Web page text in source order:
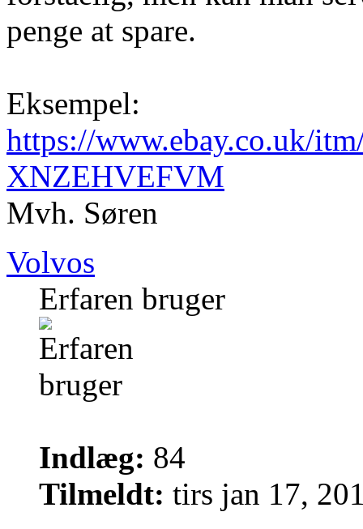
penge at spare.
Eksempel:
https://www.ebay.co.uk/
XNZEHVEFVM
Mvh. Søren
Volvos
Erfaren bruger
Indlæg: 84
Tilmeldt: tirs jan 17,